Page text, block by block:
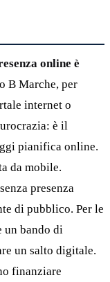
online è
B Marche, per
internet o
è il
pianifica online.
da mobile.
presenza
di pubblico. Per le
un bando di
un salto digitale.
finanziare